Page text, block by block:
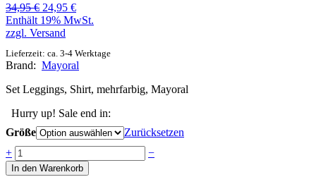
34,95€ Ursprünglicher
Preis
war:
24,95 €Aktueller
Preis
Enthält 19% MwSt.
zzgl. Versand
Lieferzeit: ca. 3-4 Werktage
Brand: Mayoral
Set Leggings, Shirt, mehrfarbig, Mayoral
Hurry up! Sale end in:
Größe
Zurücksetzen
Anzahl
+ −
In den Warenkorb